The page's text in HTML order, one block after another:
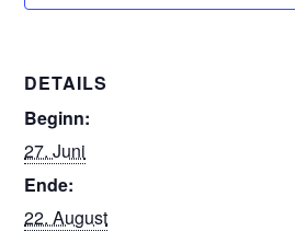
DETAILS
Beginn:
27. Juni
Ende:
22. August